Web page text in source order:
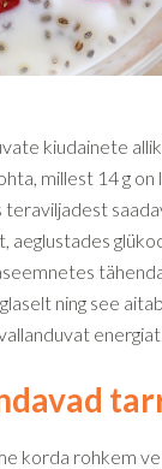
kiudainete
millest 14 g on
teraviljadest
aeglustades
ning see
korda rohkem